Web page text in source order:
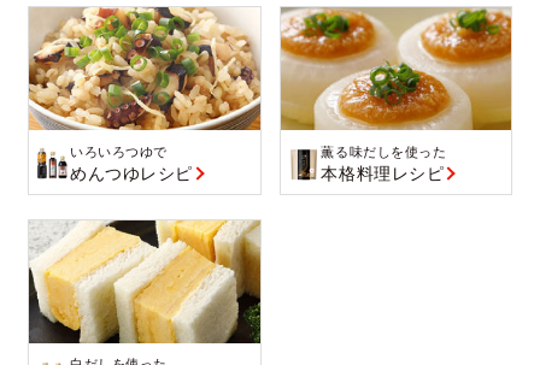
いろいろつゆで
めんつゆレシピ
薫る味だしを使った
本格料理レシピ